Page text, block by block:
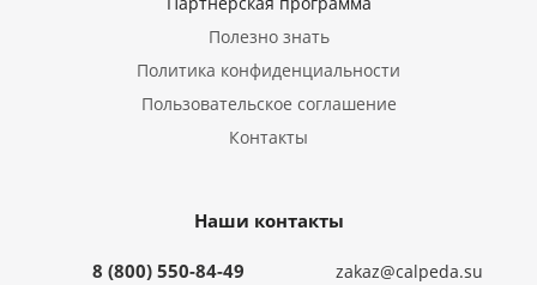
Полезно знать
Политика конфиденциальности
Пользовательское соглашение
Контакты
Наши контакты
8 (800) 550-84-49 zakaz@calpeda.su